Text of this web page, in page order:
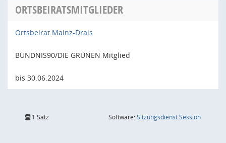
ORTSBEIRATSMITGLIEDER
Ortsbeirat Mainz-Drais
BÜNDNIS90/DIE GRÜNEN Mitglied
bis 30.06.2024
1 Satz Software:SitzungsdienstSession(Wird in